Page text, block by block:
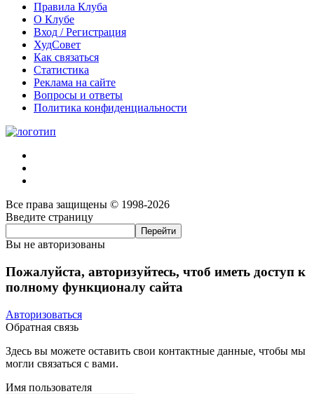
Правила Клуба
О Клубе
Вход / Регистрация
ХудСовет
Как связаться
Статистика
Реклама на сайте
Вопросы и ответы
Политика конфиденциальности
Все права защищены © 1998-2026
Введите страницу
Вы не авторизованы
Пожалуйста, авторизуйтесь, чтоб иметь доступ к
полному функционалу сайта
Авторизоваться
Обратная связь
Здесь вы можете оставить свои контактные данные, чтобы мы
могли связаться с вами.
Имя пользователя